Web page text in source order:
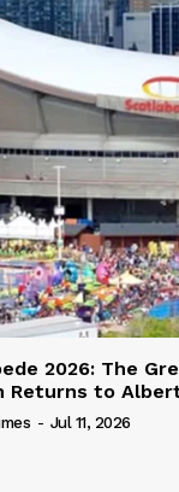
2026: The
Returns to
- Jul 11, 2026